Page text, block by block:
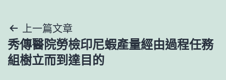
文
章
上一篇文章
秀傳醫院勞檢印尼蝦產量經由過程任務
組樹立而到達目的